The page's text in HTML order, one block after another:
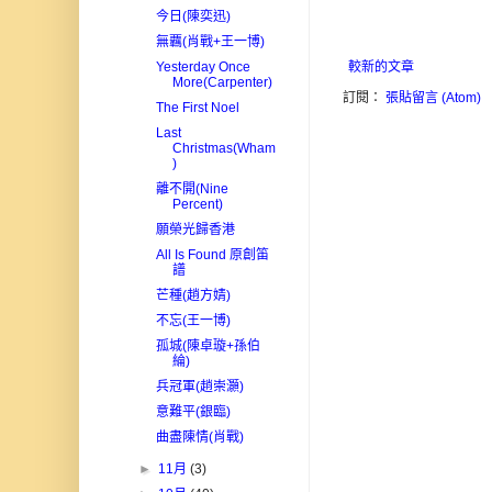
較新的文章
訂閱： 張貼留言 (Atom)
今日(陳奕迅)
無覊(肖戰+王一博)
Yesterday Once
More(Carpenter)
The First Noel
Last
Christmas(Wham
)
離不開(Nine
Percent)
願榮光歸香港
All Is Found 原創笛
譜
芒種(趙方婧)
不忘(王一博)
孤城(陳卓璇+孫伯
綸)
兵冠軍(趙崇灝)
意難平(銀臨)
曲盡陳情(肖戰)
► 11月(3)